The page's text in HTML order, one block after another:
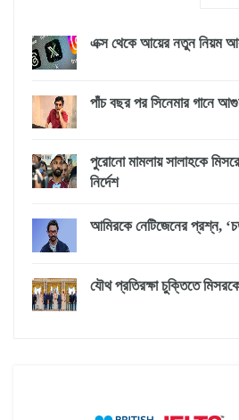
এক্স থেকে আয়ের নতুন নিয়ম
পাঁচ বছর পর সিনেমার গানে
পুরোনো মামলায় সালাহকে
নির্দেশ
আমিরকে নেটিজেনের প্রশ্ন,
যৌথ প্রতিরক্ষা চুক্তিতে